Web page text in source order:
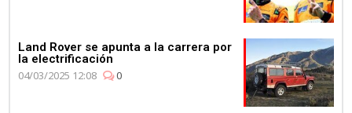
Land Rover se apunta a la carrera por
la electrificación
04/03/2025 12:08
0